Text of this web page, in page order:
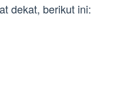
dekat, berikut ini: